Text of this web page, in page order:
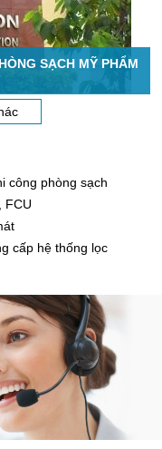
SẠCH MỸ PHẨM
công phòng sạch
FCU
cấp hệ thống lọc